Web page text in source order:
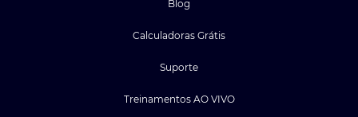
Blog
Calculadoras Grátis
Suporte
Treinamentos AO VIVO